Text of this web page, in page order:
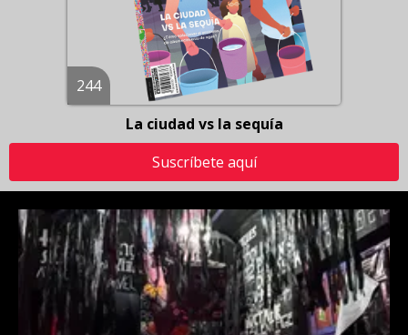
244
La ciudad vs la sequía
Suscríbete aquí